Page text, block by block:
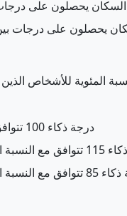
المئوية للأشخاص
درجة ذكاء 100 تتوافق مع النسبة المئوية 50 (متوسط بالضبط)
من 84% من الأشخاص)
16 (أفضل من 16% من الأشخاص)